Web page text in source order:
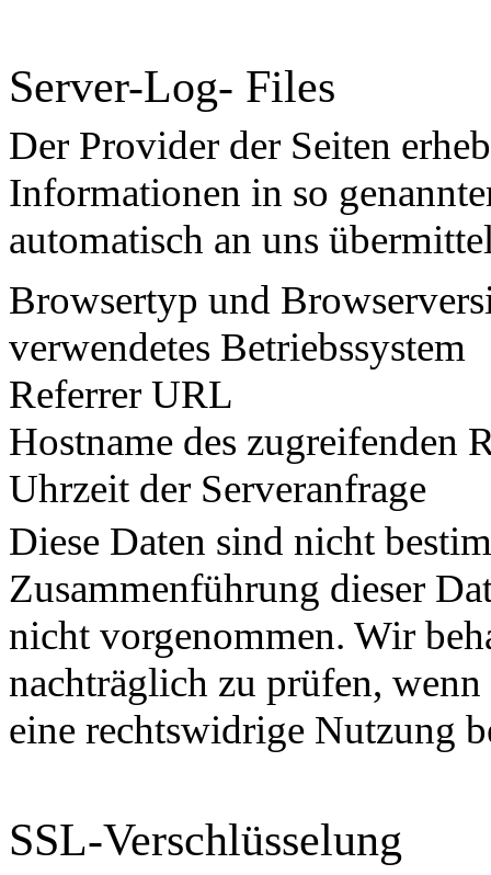
Server-Log- Files
Der Provider der Seiten
Informationen in so
automatisch an uns
Browsertyp und
verwendetes Betriebssystem
Referrer URL
Hostname des zugreifenden
Uhrzeit der Serveranfrage
Diese Daten sind nicht
Zusammenführung dieser
nicht vorgenommen. Wir
nachträglich zu prüfen,
eine rechtswidrige Nutzung
SSL-Verschlüsselung